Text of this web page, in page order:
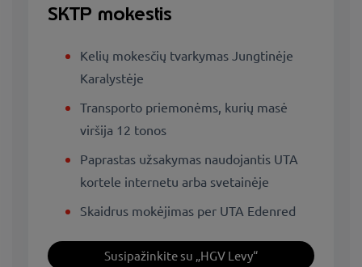
SKTP mokestis
Kelių mokesčių tvarkymas Jungtinėje
Karalystėje
Transporto priemonėms, kurių masė
viršija 12 tonos
Paprastas užsakymas naudojantis UTA
kortele internetu arba svetainėje
Skaidrus mokėjimas per UTA Edenred
Susipažinkite su „HGV Levy“